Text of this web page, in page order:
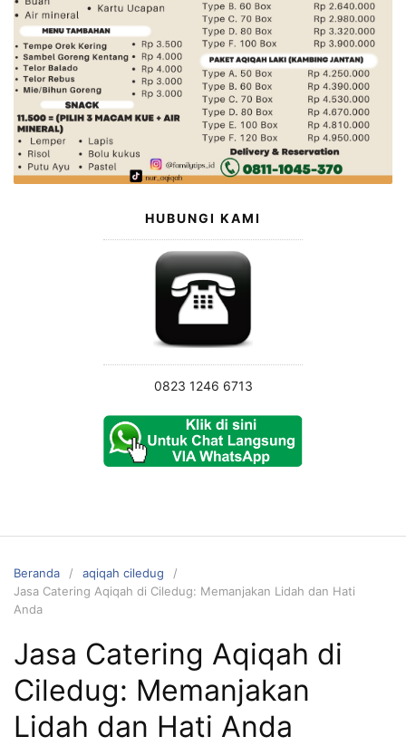
HUBUNGI KAMI
0823 1246 6713
Beranda
aqiqah ciledug
Jasa Catering Aqiqah di Ciledug: Memanjakan Lidah dan Hati
Anda
Jasa Catering Aqiqah di
Ciledug: Memanjakan
Lidah dan Hati Anda